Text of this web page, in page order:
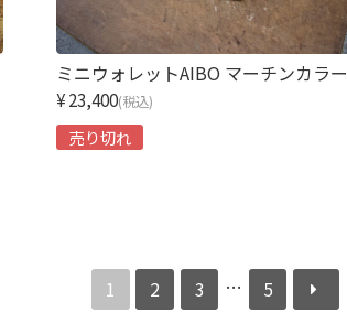
ミニウォレットAIBO マーチンカラー
¥23,400(税込)
売り切れ
1 2 3 … 5 ≫